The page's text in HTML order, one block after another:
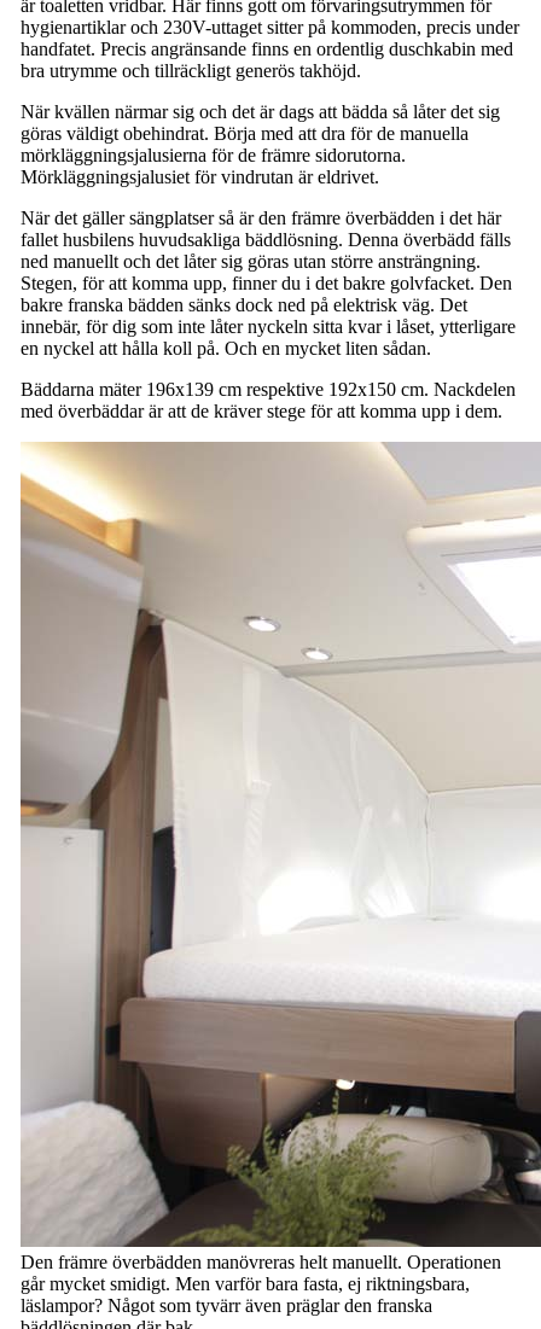
är toaletten vridbar. Här finns gott om förvaringsutrymmen för
hygienartiklar och 230V-uttaget sitter på kommoden, precis under
handfatet. Precis angränsande finns en ordentlig duschkabin med
bra utrymme och tillräckligt generös takhöjd.
När kvällen närmar sig och det är dags att bädda så låter det sig
göras väldigt obehindrat. Börja med att dra för de manuella
mörkläggningsjalusierna för de främre sidorutorna.
Mörkläggningsjalusiet för vindrutan är eldrivet.
När det gäller sängplatser så är den främre överbädden i det här
fallet husbilens huvudsakliga bäddlösning. Denna överbädd fälls
ned manuellt och det låter sig göras utan större ansträngning.
Stegen, för att komma upp, finner du i det bakre golvfacket. Den
bakre franska bädden sänks dock ned på elektrisk väg. Det
innebär, för dig som inte låter nyckeln sitta kvar i låset, ytterligare
en nyckel att hålla koll på. Och en mycket liten sådan.
Bäddarna mäter 196x139 cm respektive 192x150 cm. Nackdelen
med överbäddar är att de kräver stege för att komma upp i dem.
Den främre överbädden manövreras helt manuellt. Operationen
går mycket smidigt. Men varför bara fasta, ej riktningsbara,
läslampor? Något som tyvärr även präglar den franska